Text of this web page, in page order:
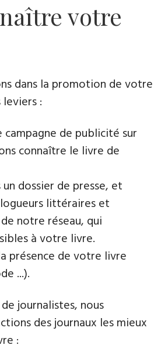
votre
dans la promotion de votre
:
campagne de publicité sur
connaître le livre de
dossier de presse, et
littéraires et
notre réseau, qui
à votre livre.
présence de votre livre
...).
journalistes, nous
des journaux les mieux
: